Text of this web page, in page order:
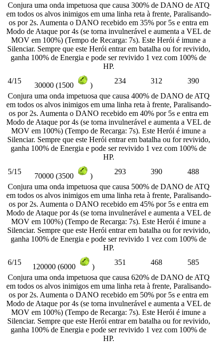
Conjura uma onda impetuosa que causa 300% de DANO de ATQ
em todos os alvos inimigos em uma linha reta à frente, Paralisando-
os por 2s. Aumenta o DANO recebido em 35% por 5s e entra em
Modo de Ataque por 4s (se torna invulnerável e aumenta a VEL de
MOV em 100%) (Tempo de Recarga: 7s). Este Herói é imune a
Silenciar. Sempre que este Herói entrar em batalha ou for revivido,
ganha 100% de Energia e pode ser revivido 1 vez com 100% de
HP.
4/15
30000 (1500 )
234 312
390
Conjura uma onda impetuosa que causa 400% de DANO de ATQ
em todos os alvos inimigos em uma linha reta à frente, Paralisando-
os por 2s. Aumenta o DANO recebido em 40% por 5s e entra em
Modo de Ataque por 4s (se torna invulnerável e aumenta a VEL de
MOV em 100%) (Tempo de Recarga: 7s). Este Herói é imune a
Silenciar. Sempre que este Herói entrar em batalha ou for revivido,
ganha 100% de Energia e pode ser revivido 1 vez com 100% de
HP.
5/15
70000 (3500 )
293 390
488
Conjura uma onda impetuosa que causa 500% de DANO de ATQ
em todos os alvos inimigos em uma linha reta à frente, Paralisando-
os por 2s. Aumenta o DANO recebido em 45% por 5s e entra em
Modo de Ataque por 4s (se torna invulnerável e aumenta a VEL de
MOV em 100%) (Tempo de Recarga: 7s). Este Herói é imune a
Silenciar. Sempre que este Herói entrar em batalha ou for revivido,
ganha 100% de Energia e pode ser revivido 1 vez com 100% de
HP.
6/15
120000 (6000 )
351 468
585
Conjura uma onda impetuosa que causa 620% de DANO de ATQ
em todos os alvos inimigos em uma linha reta à frente, Paralisando-
os por 2s. Aumenta o DANO recebido em 50% por 5s e entra em
Modo de Ataque por 4s (se torna invulnerável e aumenta a VEL de
MOV em 100%) (Tempo de Recarga: 7s). Este Herói é imune a
Silenciar. Sempre que este Herói entrar em batalha ou for revivido,
ganha 100% de Energia e pode ser revivido 1 vez com 100% de
HP.